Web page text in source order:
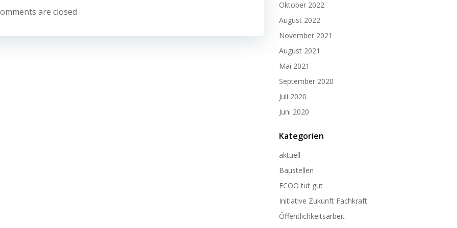
navigation
are closed
Oktober 2022
August 2022
November 2021
August 2021
Mai 2021
September 2020
Juli 2020
Juni 2020
Kategorien
aktuell
Baustellen
ECOO tut gut
Initiative Zukunft Fachkraft
Öffentlichkeitsarbeit